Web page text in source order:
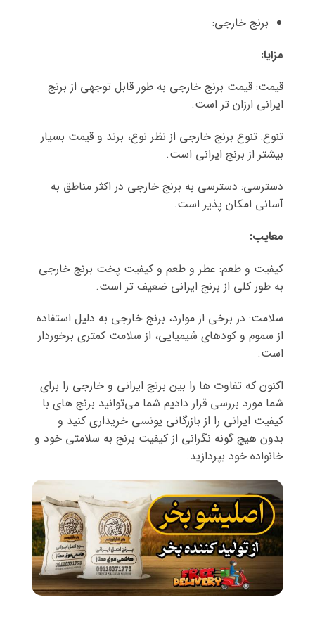
برنج خارجی:
مزایا:
قیمت: قیمت برنج خارجی به طور قابل توجهی از برنج
ایرانی ارزان تر است.
تنوع: تنوع برنج خارجی از نظر نوع، برند و قیمت بسیار
بیشتر از برنج ایرانی است.
دسترسی: دسترسی به برنج خارجی در اکثر مناطق به
آسانی امکان پذیر است.
معایب:
کیفیت و طعم: عطر و طعم و کیفیت پخت برنج خارجی
به طور کلی از برنج ایرانی ضعیف تر است.
سلامت: در برخی از موارد، برنج خارجی به دلیل استفاده
از سموم و کودهای شیمیایی، از سلامت کمتری برخوردار
است.
اکنون که تفاوت ها را بین برنج ایرانی و خارجی را برای
شما مورد بررسی قرار دادیم شما می‌توانید برنج های با
کیفیت ایرانی را از بازرگانی یونسی خریداری کنید و
بدون هیچ گونه نگرانی از کیفیت برنج به سلامتی خود و
خانواده خود بپردازید.